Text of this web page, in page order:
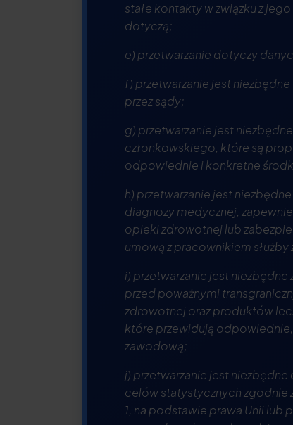
stałe kontakty w związku z
dotyczą;
e) przetwarzanie dotyczy
f) przetwarzanie jest
przez sądy;
g) przetwarzanie jest
członkowskiego, które są
odpowiednie i konkretne
h) przetwarzanie jest
diagnozy medycznej,
opieki zdrowotnej lub
umową z pracownikiem
i) przetwarzanie jest
przed poważnymi
zdrowotnej oraz produktów
które przewidują
zawodową;
j) przetwarzanie jest
celów statystycznych zgodnie
1, na podstawie prawa Unii